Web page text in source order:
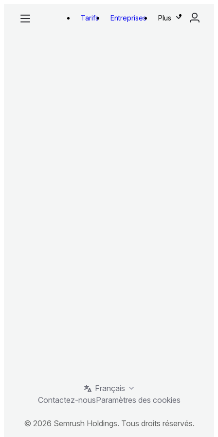
Tarifs Entreprises Plus
Français
Contactez-nousParamètres des cookies
© 2026 Semrush Holdings. Tous droits réservés.